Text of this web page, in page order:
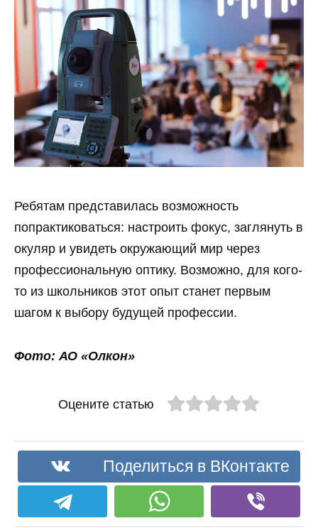
Ребятам представилась возможность
попрактиковаться: настроить фокус, заглянуть в
окуляр и увидеть окружающий мир через
профессиональную оптику. Возможно, для кого-
то из школьников этот опыт станет первым
шагом к выбору будущей профессии.
Фото: АО «Олкон»
Оцените статью
Поделиться в ВКонтакте